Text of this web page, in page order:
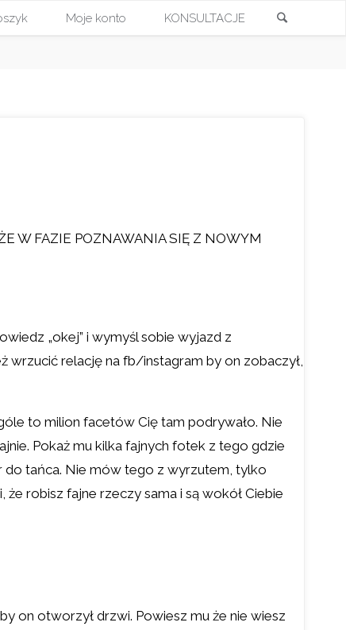
Moje konto KONSULTACJE
W FAZIE POZNAWANIA SIĘ Z NOWYM
„okej” i wymyśl sobie wyjazd z
wrzucić relację na fb/instagram by on zobaczył,
to milion facetów Cię tam podrywało. Nie
Pokaż mu kilka fajnych fotek z tego gdzie
do tańca. Nie mów tego z wyrzutem, tylko
robisz fajne rzeczy sama i są wokół Ciebie
on otworzył drzwi. Powiesz mu że nie wiesz